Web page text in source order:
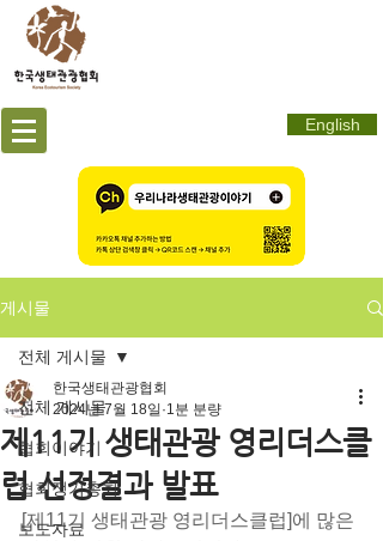
English
게시물
전체 게시물
협회이야기
협회정기총회
보도자료
전체 게시물
제11기 생태관광 영리더스클
럽 선정결과 발표
한국생태관광협회
2024년 7월 18일 1분 분량
[제11기 생태관광 영리더스클럽]에 많은